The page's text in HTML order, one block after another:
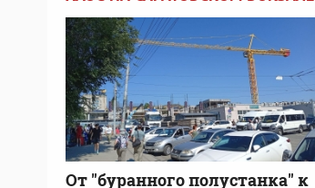
От "буранного полустанка" к